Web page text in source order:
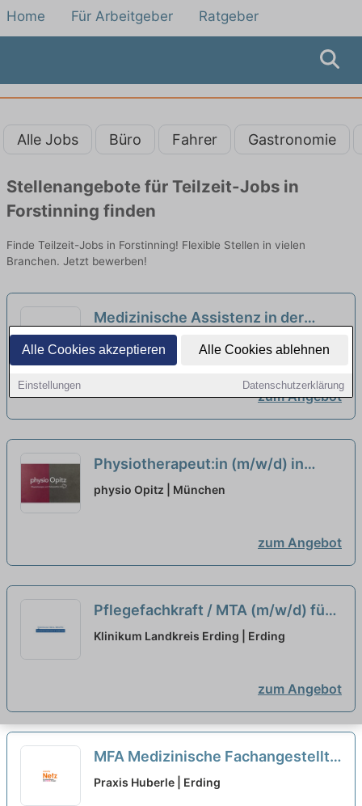
Alle Cookies akzeptieren Alle Cookies ablehnen
Einstellungen Datenschutzerklärung
Home Für Arbeitgeber Ratgeber
Alle Jobs Büro Fahrer Gastronomie
Stellenangebote für Teilzeit-Jobs in
Forstinning finden
Finde Teilzeit-Jobs in Forstinning! Flexible Stellen in vielen
Branchen. Jetzt bewerben!
Medizinische Assistenz in der
Arbeitsmedizin (m/w/d) in
unbefristeter Voll- oder
neu
BEST Medical Solutions GmbH | München
zum Angebot
Physiotherapeut:in (m/w/d) in
Teilzeit (20-25 Stunden/Woche) –
physio Opitz | München
zum Angebot
Pflegefachkraft / MTA (m/w/d) für
Funktionsdiagnostik -
Klinikum Landkreis Erding | Erding
zum Angebot
MFA Medizinische Fachangestellte
(m/w/d) Teilzeit neu
Praxis Huberle | Erding